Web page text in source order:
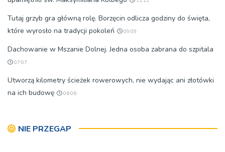
Tutaj grzyb gra główną rolę. Borzęcin odlicza godziny do święta,
które wyrosło na tradycji pokoleń
09:09
Dachowanie w Mszanie Dolnej. Jedna osoba zabrana do szpitala
07:07
Utworzą kilometry ścieżek rowerowych, nie wydając ani złotówki
na ich budowę
06:06
NIE PRZEGAP